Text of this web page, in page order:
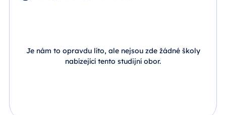
Je nám to opravdu líto, ale nejsou zde žádné školy
nabízející tento studijní obor.